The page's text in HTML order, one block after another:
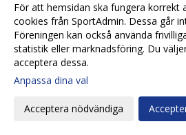
liten till stor
Biljetter till Svenska Cupen
Valberedningens förslag
Biljettsläpp Svenska Cupen!
Biljettinformation inför Svenska Cupen!
Kalle Olsson, ny klubbchef i Eskils
Seniorlagens träningsläger spikade
För att hemsidan ska fungera korrekt
cookies från SportAdmin. Dessa går
Föreningen kan också använda
statistik eller marknadsföring. Du
acceptera dessa.
Anpassa dina val
Acceptera nödvändiga